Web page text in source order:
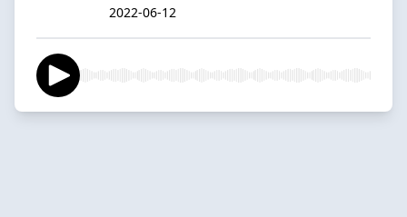
2022-06-12